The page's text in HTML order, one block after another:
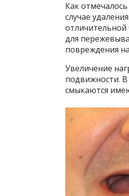
Как
случае
отличительной
для
повреждения
Увеличение
подвижности. В
смыкаются